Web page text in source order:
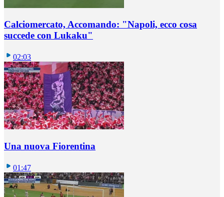
Calciomercato, Accomando: "Napoli, ecco cosa
succede con Lukaku"
02:03
Una nuova Fiorentina
01:47